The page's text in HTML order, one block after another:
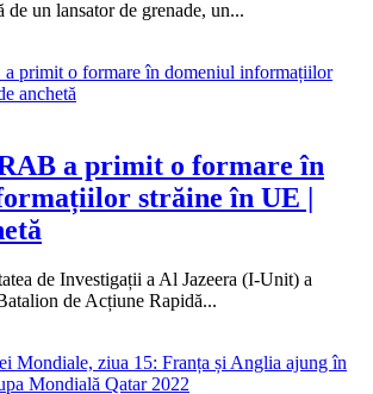
de un lansator de grenade, un...
a primit o formare în
străine în UE |
de Investigații a Al Jazeera (I-Unit) a
de Acțiune Rapidă...